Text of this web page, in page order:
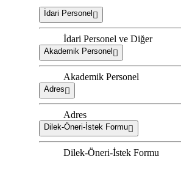
İdari Personel
İdari Personel ve Diğer
Akademik Personel
Akademik Personel
Adres
Adres
Dilek-Öneri-İstek Formu
Dilek-Öneri-İstek Formu